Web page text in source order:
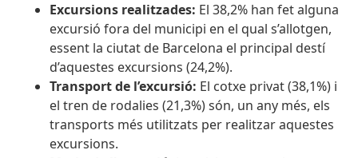
Excursions realitzades: El 38,2% han fet alguna
excursió fora del municipi en el qual s’allotgen,
essent la ciutat de Barcelona el principal destí
d’aquestes excursions (24,2%).
Transport de l’excursió: El cotxe privat (38,1%) i
el tren de rodalies (21,3%) són, un any més, els
transports més utilitzats per realitzar aquestes
excursions.